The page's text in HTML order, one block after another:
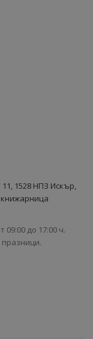
11, 1528 НПЗ Искър,
до 17:00 ч.